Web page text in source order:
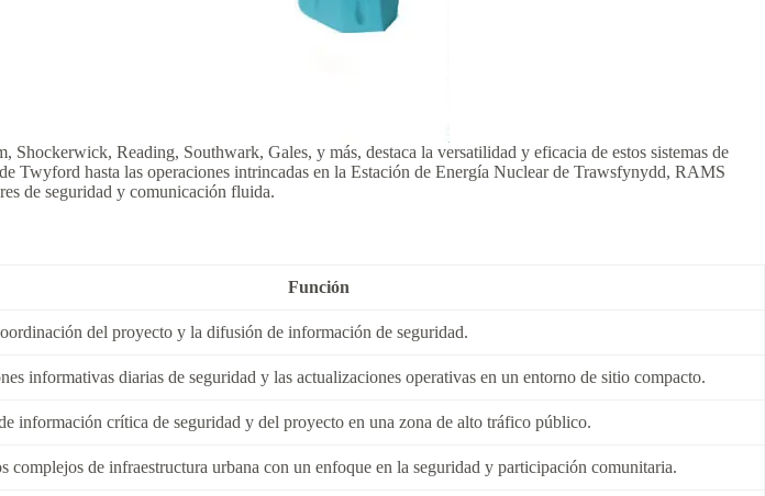
Reading, Southwark, Gales, y más, destaca la versatilidad y eficacia de estos sistemas de
Twyford hasta las operaciones intrincadas en la Estación de Energía Nuclear de Trawsfynydd, RAMS
de seguridad y comunicación fluida.
Función
del proyecto y la difusión de información de seguridad.
informativas diarias de seguridad y las actualizaciones operativas en un entorno de sitio compacto.
información crítica de seguridad y del proyecto en una zona de alto tráfico público.
complejos de infraestructura urbana con un enfoque en la seguridad y participación comunitaria.